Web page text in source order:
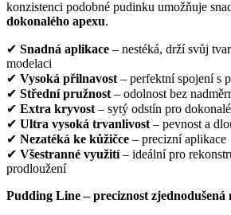
konzistenci podobné pudinku umožňuje
dokonalého apexu.
✔ Snadná aplikace – nestéká, drží svůj
modelaci
✔ Vysoká přilnavost – perfektní spojení s
✔ Střední pružnost – odolnost bez
✔ Extra kryvost – sytý odstín pro
✔ Ultra vysoká trvanlivost – pevnost a
✔ Nezatéká ke kůžičce – precizní aplikace
✔ Všestranné využití– ideální pro
prodloužení
Pudding Line – preciznost zjednodušená